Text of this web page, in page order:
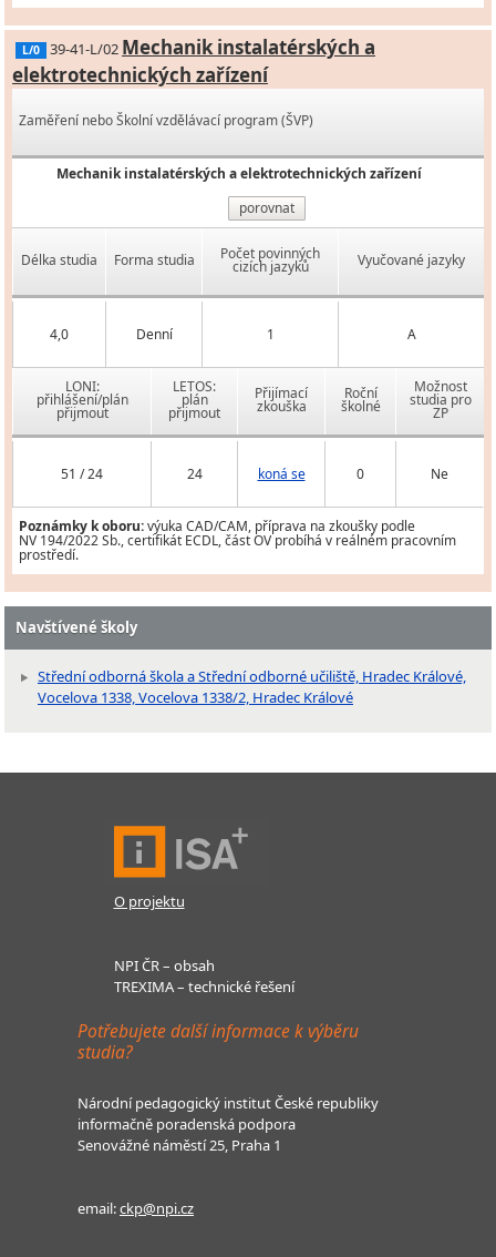
L/0 39-41-L/02 Mechanik instalatérských a
elektrotechnických zařízení
Zaměření nebo Školní vzdělávací program (ŠVP)
Mechanik instalatérských a elektrotechnických zařízení
porovnat
Délka studia Forma studia Počet povinných
cizích jazyků Vyučované jazyky
4,0 Denní 1 A
LONI:
přihlášení/plán
přijmout
LETOS:
plán
přijmout
Přijímací
zkouška
Roční
školné
Možnost
studia pro
ZP
51 / 24 24 koná se 0 Ne
Poznámky k oboru:výuka CAD/CAM, příprava na zkoušky podle
NV 194/2022 Sb., certifikát ECDL, část OV probíhá v reálném pracovním
prostředí.
Navštívené školy
Střední odborná škola a Střední odborné učiliště, Hradec Králové,
Vocelova 1338, Vocelova 1338/2, Hradec Králové
O projektu
NPI ČR – obsah
TREXIMA – technické řešení
Potřebujete další informace k výběru
studia?
Národní pedagogický institut České republiky
informačně poradenská podpora
Senovážné náměstí 25, Praha 1
email:ckp@npi.cz